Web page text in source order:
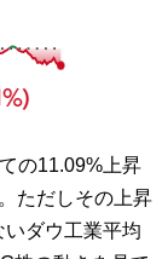
の11.09%上昇
ただしその上昇
ダウ工業平均